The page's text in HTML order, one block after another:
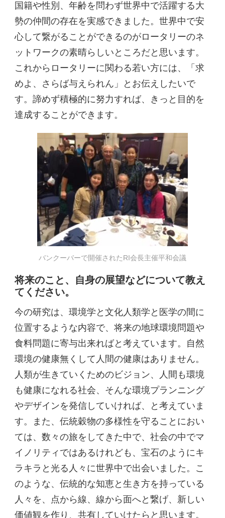
国籍や性別、年齢を問わず世界中で活躍する大
勢の仲間の存在を実感できました。世界中で安
心して繋がることができるのがロータリーのネ
ットワークの素晴らしいところだと思います。
これからロータリーに関わる若い方には、「求
めよ、さらば与えられん」とお伝えしたいで
す。諦めず積極的に努力すれば、きっと目的を
達成することができます。
バンクーバーで開催されたRI会長主催平和会議
将来のこと、自身の展望などについて教え
てください。
今の研究は、環境学と文化人類学と医学の間に
位置するような内容で、将来の地球環境問題や
食料問題に寄与出来ればと考えています。自然
環境の健康無くして人間の健康はありません。
人類が生きていくためのビジョン、人間も環境
も健康になれる社会、そんな環境プランニング
やデザインを発信していければ、と考えていま
す。また、伝統穀物の多様性を守ることにおい
ては、数々の旅をしてきた中で、社会の中でマ
イノリティではあるけれども、宝石のようにキ
ラキラと光る人々に世界中で出会いました。こ
のような、伝統的な知恵と生き方を持っている
人々を、点から線、線から面へと繋げ、新しい
価値観を作り、共有していけたらと思います。